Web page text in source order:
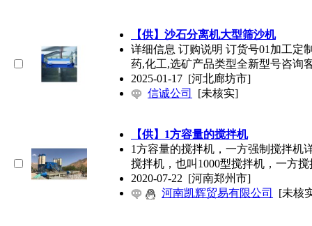
【供】沙石分离机大型筛沙机
详细信息 订购说明 订货号01加工定
药,化工,选矿产品类型全新型号咨询
2025-01-17 [河北廊坊市]
信诚公司
[未核实]
【供】1方容量的搅拌机
1方容量的搅拌机，一方强制搅拌机
搅拌机，也叫1000型搅拌机，一方
2020-07-22 [河南郑州市]
河南凯辉贸易有限公司
[未核